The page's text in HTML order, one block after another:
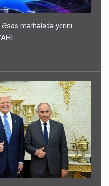
Əsas mərhələdə yerini